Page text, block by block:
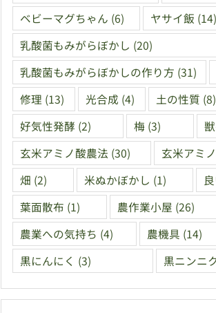
ベビーマグちゃん (6) ヤサイ飯 (14)
乳酸菌もみがらぼかし (20)
乳酸菌もみがらぼかしの作り方 (31)
修理 (13) 光合成 (4) 土の性質 (8)
好気性発酵 (2) 梅 (3)
玄米アミノ酸農法 (30) 玄米アミ
畑 (2) 米ぬかぼかし (1)
葉面散布 (1) 農作業小屋 (26)
農業への気持ち (4) 農機具 (14)
黒にんにく (3) 黒ニンニ